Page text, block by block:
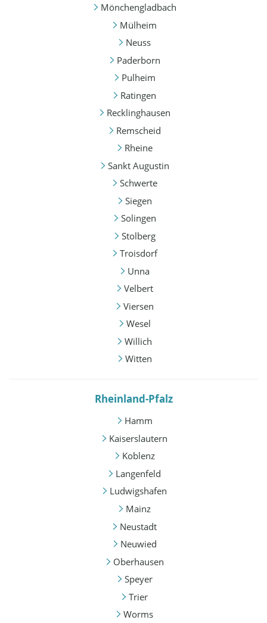
Mönchengladbach
Mülheim
Neuss
Paderborn
Pulheim
Ratingen
Recklinghausen
Remscheid
Rheine
Sankt Augustin
Schwerte
Siegen
Solingen
Stolberg
Troisdorf
Unna
Velbert
Viersen
Wesel
Willich
Witten
Rheinland-Pfalz
Hamm
Kaiserslautern
Koblenz
Langenfeld
Ludwigshafen
Mainz
Neustadt
Neuwied
Oberhausen
Speyer
Trier
Worms